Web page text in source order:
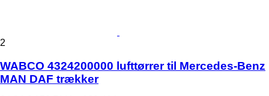
2
WABCO 4324200000 lufttørrer til Mercedes-Benz
MAN DAF trækker